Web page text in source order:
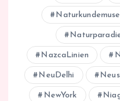
NazcaLinien
NeuDelhi
NewYork